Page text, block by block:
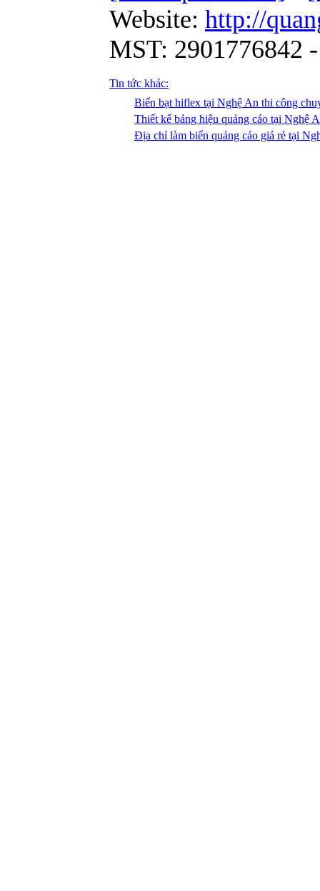
Website: http://
MST: 2901776842
Tin tức khác:
Biển bạt hiflex tại Nghệ An thi công
Thiết kế bảng hiệu quảng cáo tại Nghệ
Địa chỉ làm biển quảng cáo giá rẻ tại